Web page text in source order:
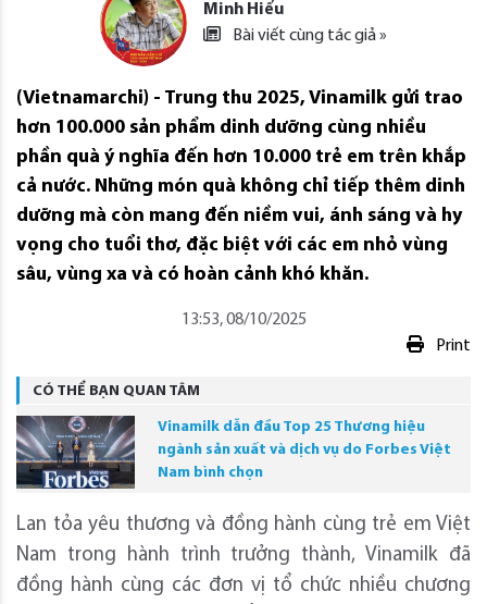
Minh Hiếu
Bài viết cùng tác giả »
(Vietnamarchi) - Trung thu 2025, Vinamilk gửi trao
hơn 100.000 sản phẩm dinh dưỡng cùng nhiều
phần quà ý nghĩa đến hơn 10.000 trẻ em trên khắp
cả nước. Những món quà không chỉ tiếp thêm dinh
dưỡng mà còn mang đến niềm vui, ánh sáng và hy
vọng cho tuổi thơ, đặc biệt với các em nhỏ vùng
sâu, vùng xa và có hoàn cảnh khó khăn.
13:53, 08/10/2025
Print
CÓ THỂ BẠN QUAN TÂM
Vinamilk dẫn đầu Top 25 Thương hiệu
ngành sản xuất và dịch vụ do Forbes Việt
Nam bình chọn
Lan tỏa yêu thương và đồng hành cùng trẻ em Việt
Nam trong hành trình trưởng thành, Vinamilk đã
đồng hành cùng các đơn vị tổ chức nhiều chương